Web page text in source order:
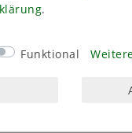
.
Funktional